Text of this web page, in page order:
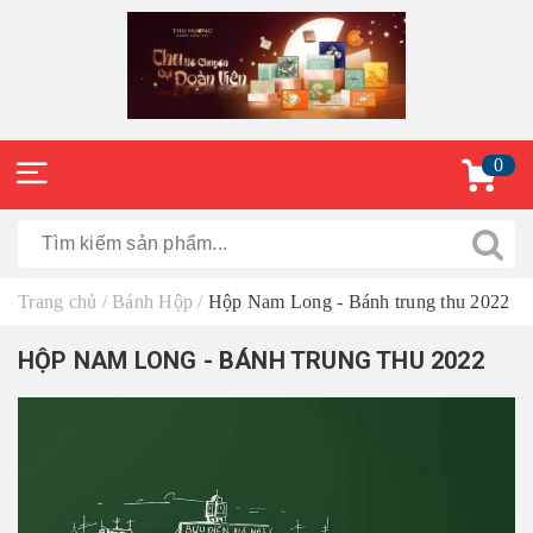
0
Trang chủ / Bánh Hộp / Hộp Nam Long - Bánh trung thu 2022
HỘP NAM LONG - BÁNH TRUNG THU 2022